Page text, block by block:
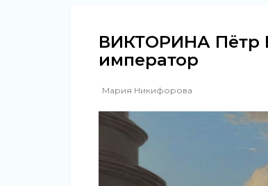
ВИКТОРИНА Пётр
император
Мария Никифорова